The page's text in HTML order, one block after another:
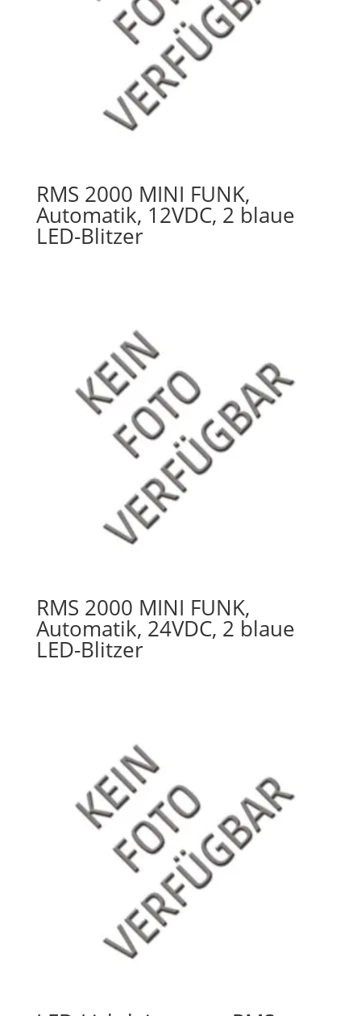
RMS 2000 MINI FUNK,
Automatik, 12VDC, 2 blaue
LED-Blitzer
RMS 2000 MINI FUNK,
Automatik, 24VDC, 2 blaue
LED-Blitzer